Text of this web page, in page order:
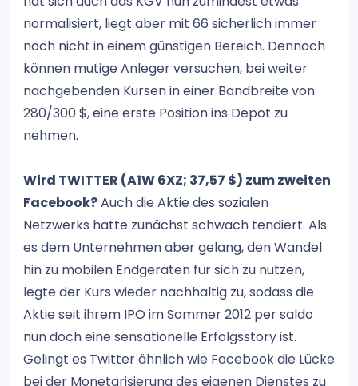
normalisiert, liegt aber mit 66 sicherlich immer
noch nicht in einem günstigen Bereich. Dennoch
können mutige Anleger versuchen, bei weiter
nachgebenden Kursen in einer Bandbreite von
280/300 $, eine erste Position ins Depot zu
nehmen.
Wird TWITTER (A1W 6XZ; 37,57 $) zum zweiten
Facebook?Auch die Aktie des sozialen
Netzwerks hatte zunächst schwach tendiert. Als
es dem Unternehmen aber gelang, den Wandel
hin zu mobilen Endgeräten für sich zu nutzen,
legte der Kurs wieder nachhaltig zu, sodass die
Aktie seit ihrem IPO im Sommer 2012 per saldo
nun doch eine sensationelle Erfolgsstory ist.
Gelingt es Twitter ähnlich wie Facebook die Lücke
bei der Monetarisierung des eigenen Dienstes zu